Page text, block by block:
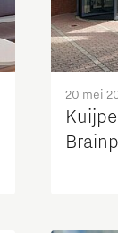
20 mei